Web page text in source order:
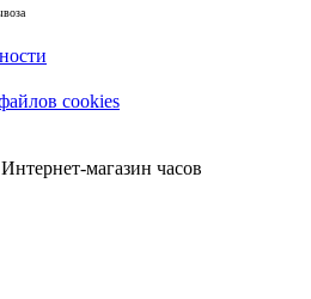
cookies
магазин часов